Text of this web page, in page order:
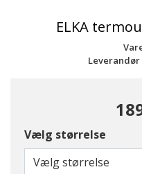
ELKA
Vælg størrelse
Vælg størrelse